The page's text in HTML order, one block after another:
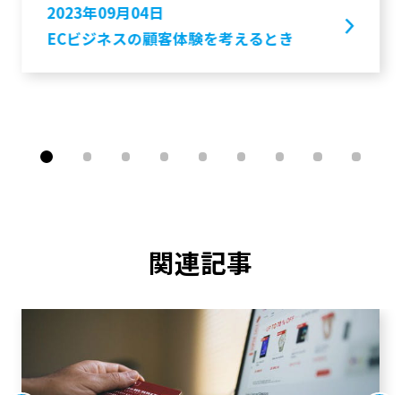
2023年09月04日
ECビジネスの顧客体験を考えるとき
関連記事